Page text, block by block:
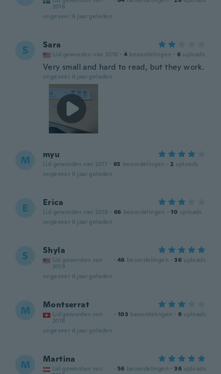
2016
ongeveer 6 jaar geleden
S Sara
Lid geworden van 2018 · 4 beoordelingen · 6 uploads
Very small and hard to read, but they work.
ongeveer 6 jaar geleden
M myu
Lid geworden van 2017 · 65 beoordelingen · 2 uploads
ongeveer 6 jaar geleden
E Erica
Lid geworden van 2018 · 66 beoordelingen · 10 uploads
ongeveer 6 jaar geleden
S Shyla
Lid geworden van
2019
· 48 beoordelingen · 36 uploads
ongeveer 6 jaar geleden
M Montserrat
Lid geworden van
2018
· 103 beoordelingen · 9 uploads
ongeveer 6 jaar geleden
M Martina
Lid geworden van
· 56 beoordelingen · 36 uploads